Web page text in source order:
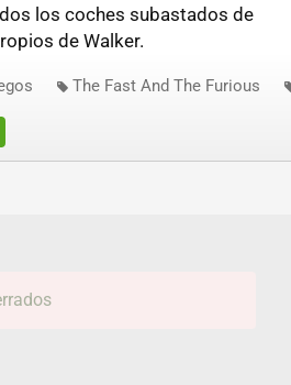
los coches subastados de
de Walker.
The Fast And The Furious